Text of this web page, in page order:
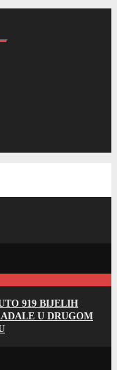
919 BIJELIH
U DRUGOM